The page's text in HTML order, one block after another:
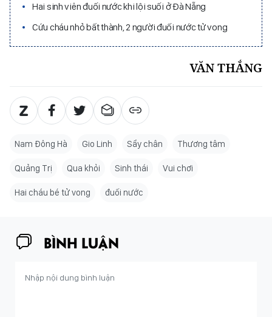
Hai sinh viên đuối nước khi lội suối ở Đà Nẵng
Cứu cháu nhỏ bất thành, 2 người đuối nước tử vong
VĂN THẮNG
Nam Đông Hà Gio Linh Sẩy chân Thương tâm
Quảng Trị Qua khỏi Sinh thái Vui chơi
Hai cháu bé tử vong đuối nước
BÌNH LUẬN